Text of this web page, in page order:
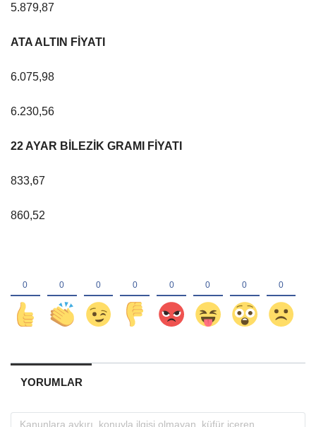
5.879,87
ATA ALTIN FİYATI
6.075,98
6.230,56
22 AYAR BİLEZİK GRAMI FİYATI
833,67
860,52
YORUMLAR